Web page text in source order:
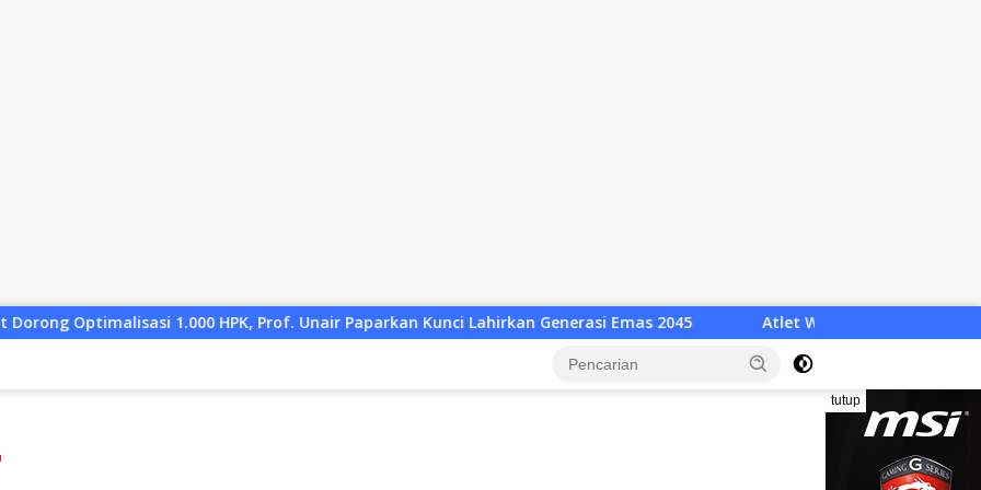
Prof. Unair Paparkan Kunci Lahirkan Generasi Emas 2045 Atlet Wushu Dompu Dicoret Sepihak, 8 Atlet Mogok, 7
tutup